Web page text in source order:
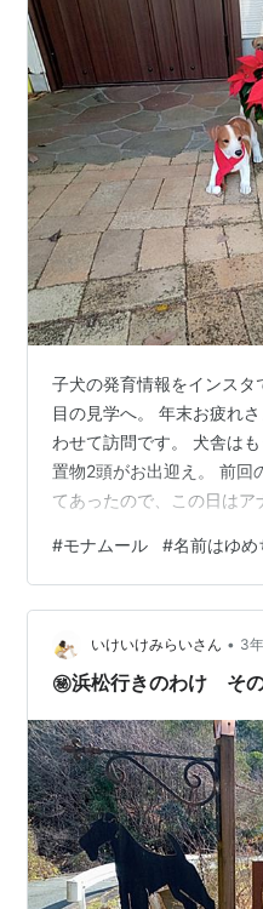
子犬の発育情報をインスタ
目の見学へ。 年末お疲れ
わせて訪問です。 犬舎は
置物2頭がお出迎え。 前回
てあったので、この日はア
食いしん坊ですよ。」 尻
イのお肉をバリバリ勢い
えようと決めました。 前
った子犬。 四肢もしっか
し。 そして既に親ばかで
#モナムール #名前はゆめ
いけいけみらいさん • 3
㊙浜松行きのわけ そ